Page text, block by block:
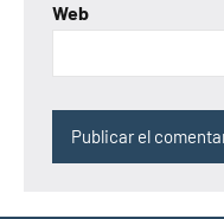
Web